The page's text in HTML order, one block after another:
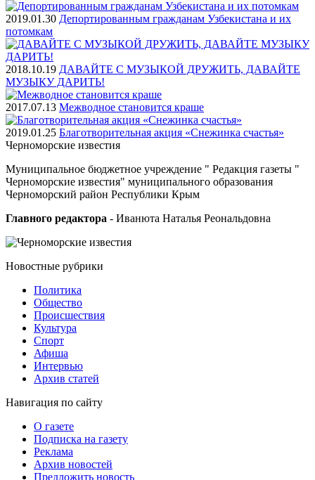
2019.01.30 Депортированным гражданам Узбекистана и их
потомкам
2018.10.19 ДАВАЙТЕ С МУЗЫКОЙ ДРУЖИТЬ, ДАВАЙТЕ
МУЗЫКУ ДАРИТЬ!
2017.07.13 Межводное становится краше
2019.01.25 Благотворительная акция «Снежинка счастья»
Черноморские известия
Муниципальное бюджетное учреждение " Редакция газеты "
Черноморские известия" муниципального образования
Черноморский район Республики Крым
Главного редактора - Иванюта Наталья Реональдовна
Новостные рубрики
Политика
Общество
Проиcшествия
Культура
Спорт
Афиша
Интервью
Архив статей
Навигация по сайту
О газете
Подписка на газету
Реклама
Архив новостей
Предложить новость